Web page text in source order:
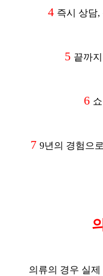
4 즉시 상담,
5 끝까
6
7 9년의 경험으
의류의 경우 실